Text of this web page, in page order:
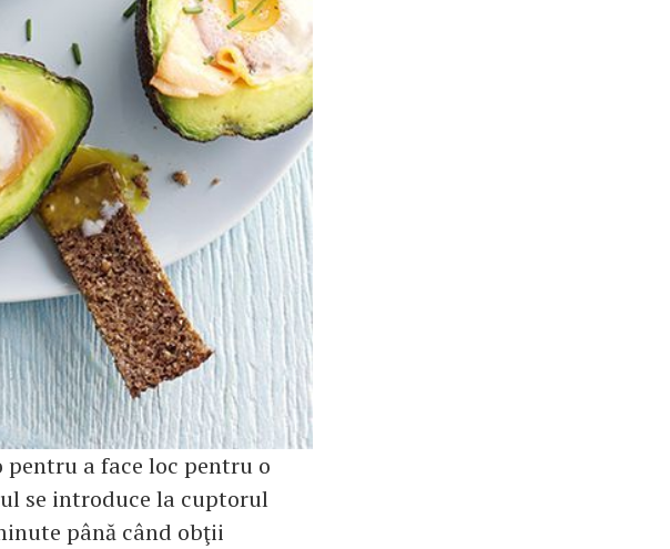
pentru a face loc pentru o
se introduce la cuptorul
până când obţii